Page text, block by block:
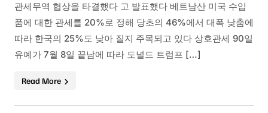
관세무역 협상을 타결했다 고 발표했다 베트남산 미국 수입
품에 대한 관세를 20%로 정해 당초의 46%에서 대폭 낮춤에
따라 한국의 25%도 낮아 질지 주목되고 있다 상호관세 90일
유예가 7월 8일 끝남에 따라 도널드 트럼프 […]
Read More